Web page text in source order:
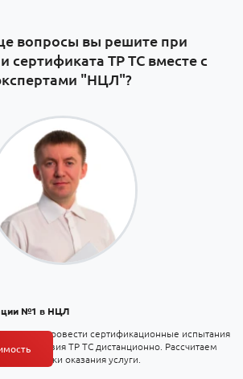
вопросы вы решите при
сертификата ТР ТС вместе с
"НЦЛ"?
№1 в НЦЛ
как провести сертификационные испытания
соответствия ТР ТС дистанционно. Рассчитаем
сроки оказания услуги.